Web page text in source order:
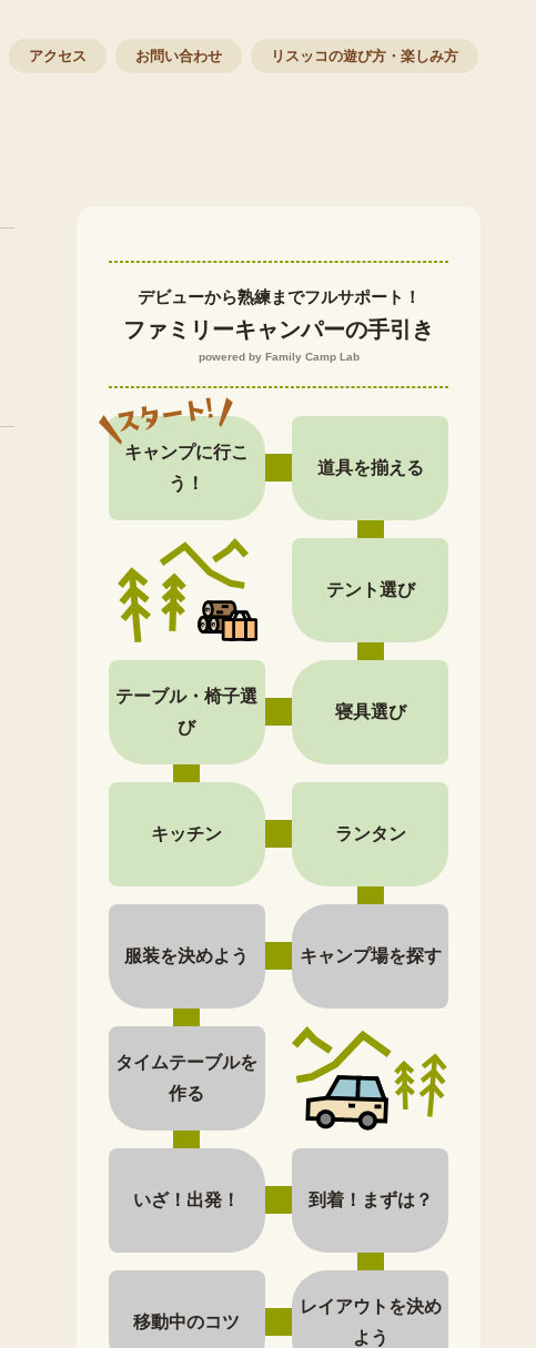
アクセス お問い合わせ リスッコの遊び方・楽しみ方
デビューから熟練までフルサポート！
ファミリーキャンパーの手引き
powered by Family Camp Lab
キャンプに行こ
う！
道具を揃える
テント選び
テーブル・椅子選
び
寝具選び
キッチン ランタン
服装を決めよう キャンプ場を探す
タイムテーブルを
作る
いざ！出発！ 到着！まずは？
移動中のコツ
レイアウトを決め
よう